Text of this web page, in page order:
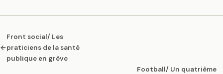
←
Front social/ Les
praticiens de la santé
publique en grève
Football/ Un quatrième